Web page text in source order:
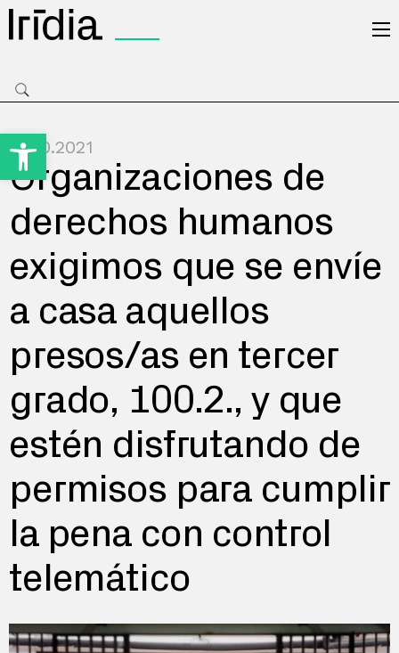
Open toolbar
28.10.2021
Organizaciones de
derechos humanos
exigimos que se envíe
a casa aquellos
presos/as en tercer
grado, 100.2., y que
estén disfrutando de
permisos para cumplir
la pena con control
telemático